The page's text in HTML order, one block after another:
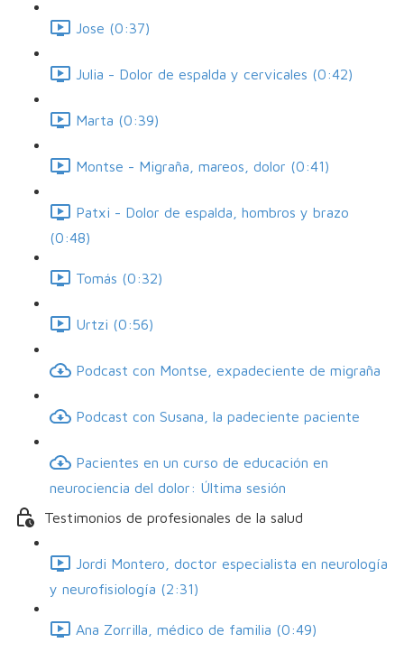
Jose (0:37)
Julia - Dolor de espalda y cervicales (0:42)
Marta (0:39)
Montse - Migraña, mareos, dolor (0:41)
Patxi - Dolor de espalda, hombros y brazo
(0:48)
Tomás (0:32)
Urtzi (0:56)
Podcast con Montse, expadeciente de migraña
Podcast con Susana, la padeciente paciente
Pacientes en un curso de educación en
neurociencia del dolor: Última sesión
Testimonios de profesionales de la salud
Jordi Montero, doctor especialista en neurología
y neurofisiología (2:31)
Ana Zorrilla, médico de familia (0:49)